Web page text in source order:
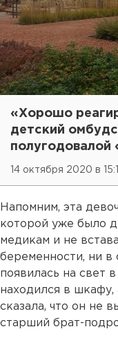
«Хорошо
детский
полугодовалой
14 октября 2020 в
Напомним, эта
которой уже было
медикам и не
беременности, ни в
появилась на свет
находился в
сказала, что он не
старший брат-